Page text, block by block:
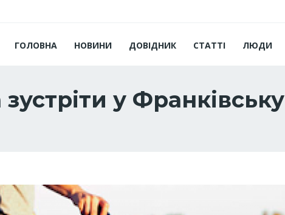
ГОЛОВНА НОВИНИ ДОВІДНИК СТАТТІ ЛЮДИ
у Франківську